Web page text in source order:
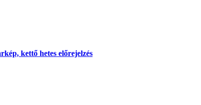
kettő hetes előrejelzés